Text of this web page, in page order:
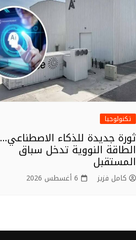
تكنولوجيا
ثورة جديدة للذكاء الاصطناعي…
الطاقة النووية تدخل سباق
المستقبل
كامل فزيز 6 أغسطس 2026